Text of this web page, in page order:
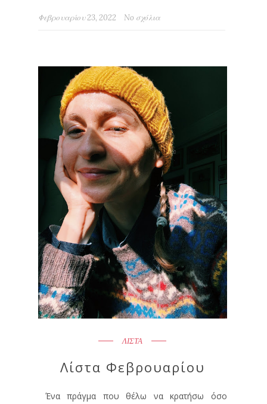
Φεβρουαρίου 23, 2022 No σχόλια
ΛΙΣΤΑ
Λίστα Φεβρουαρίου
Ένα πράγμα που θέλω να κρατήσω όσο